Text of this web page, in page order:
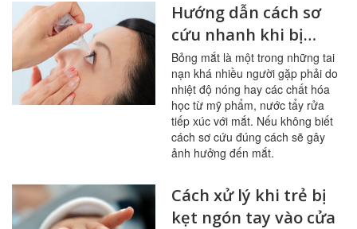
Hướng dẫn cách sơ
cứu nhanh khi bị
bỏng mắt
Bỏng mắt là một trong những tai
nạn khá nhiều người gặp phải do
nhiệt độ nóng hay các chất hóa
học từ mỹ phẩm, nước tẩy rửa
tiếp xúc với mắt. Nếu không biết
cách sơ cứu đúng cách sẽ gây
ảnh hưởng đến mắt.
Cách xử lý khi trẻ bị
kẹt ngón tay vào cửa